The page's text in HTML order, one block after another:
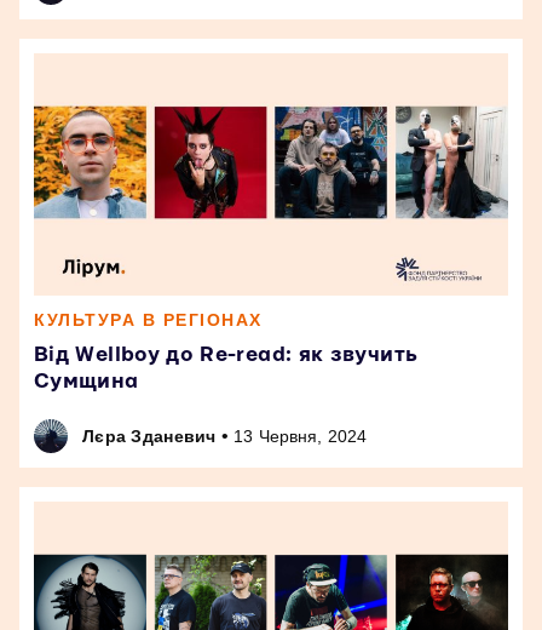
КУЛЬТУРА В РЕГІОНАХ
Від Wellboy до Re-read: як звучить
Сумщина
Лєра Зданевич • 13 Червня, 2024